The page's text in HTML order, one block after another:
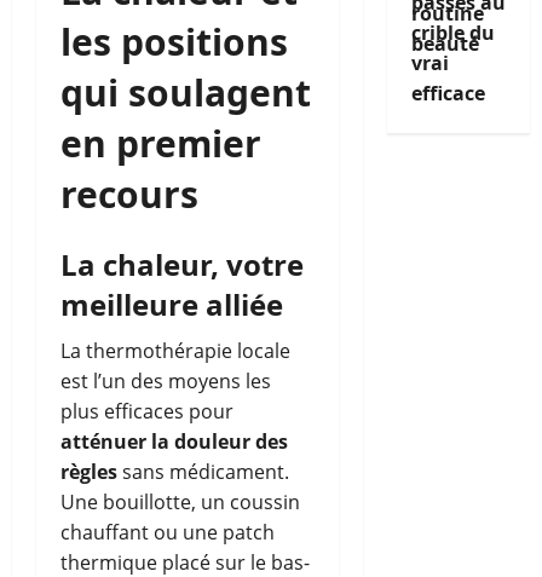
les positions
qui soulagent
en premier
recours
La chaleur, votre
meilleure alliée
La thermothérapie locale
est l’un des moyens les
plus efficaces pour
atténuer la douleur des
règlessans médicament.
Une bouillotte, un coussin
chauffant ou une patch
thermique placé sur le bas-
crible du
vrai
efficace